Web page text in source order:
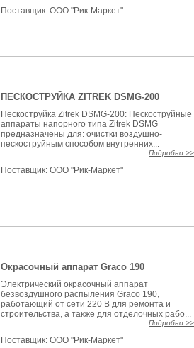
Поставщик: ООО "Рик-Маркет"
ПЕСКОСТРУЙКА ZITREK DSMG-200
Пескоструйка Zitrek DSMG-200: Пескоструйные
аппараты напорного типа Zitrek DSMG
предназначены для: очистки воздушно-
пескоструйным способом внутренних...
Подробно >>
Поставщик: ООО "Рик-Маркет"
Окрасочный аппарат Graco 190
Электрический окрасочный аппарат
безвоздушного распыления Graco 190,
работающий от сети 220 В для ремонта и
строительства, а также для отделочных рабо...
Подробно >>
Поставщик: ООО "Рик-Маркет"